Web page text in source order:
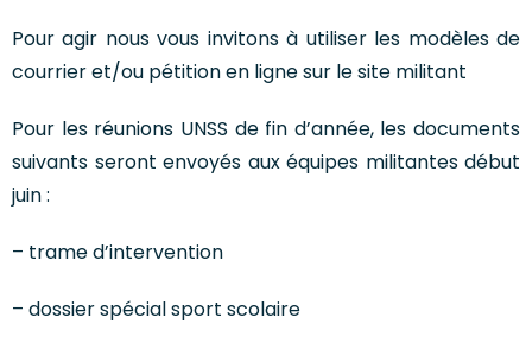
Pour agir nous vous invitons à utiliser les modèles de
courrier et/ou pétition en ligne sur le site militant
Pour les réunions UNSS de fin d’année, les documents
suivants seront envoyés aux équipes militantes début
juin :
– trame d’intervention
– dossier spécial sport scolaire